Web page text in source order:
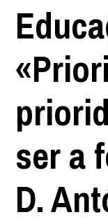
ser a
D.